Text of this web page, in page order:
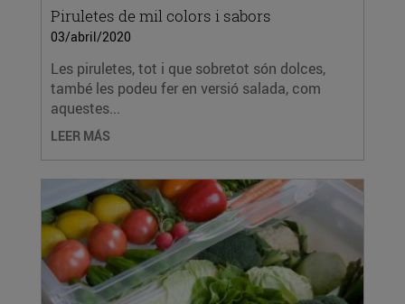
Piruletes de mil colors i sabors
03/abril/2020
Les piruletes, tot i que sobretot són dolces,
també les podeu fer en versió salada, com
aquestes...
LEER MÁS